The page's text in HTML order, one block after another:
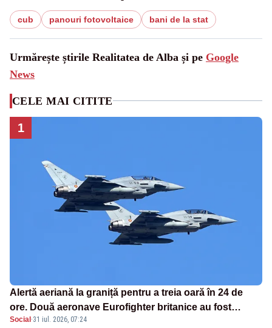
cub panouri fotovoltaice bani de la stat
Urmărește știrile Realitatea de Alba și pe Google
News
CELE MAI CITITE
1
Alertă aeriană la graniță pentru a treia oară în 24 de
ore. Două aeronave Eurofighter britanice au fost
ridicate de la sol
Social ·31 iul. 2026, 07:24